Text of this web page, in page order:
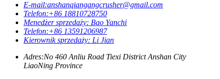
E-mail:anshanqiangangcrusher@gmail.com
Telefon:+86 18810728750
Menedżer sprzedaży: Bao Yanchi
Telefon:+86 13591206987
Kierownik sprzedaży: Li Jian
Adres:No 460 Anliu Road Tiexi District Anshan City
LiaoNing Province